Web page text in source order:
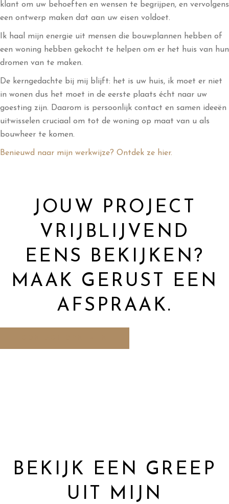
klant om uw behoeften en wensen te begrijpen, en vervolgens
een ontwerp maken dat aan uw eisen voldoet.
Ik haal mijn energie uit mensen die bouwplannen hebben of
een woning hebben gekocht te helpen om er het huis van hun
dromen van te maken.
De kerngedachte bij mij blijft: het is uw huis, ik moet er niet
in wonen dus het moet in de eerste plaats écht naar uw
goesting zijn. Daarom is persoonlijk contact en samen ideeën
uitwisselen cruciaal om tot de woning op maat van u als
bouwheer te komen.
Benieuwd naar mijn werkwijze? Ontdek ze hier.
JOUW PROJECT
VRIJBLIJVEND
EENS BEKIJKEN?
MAAK GERUST EEN
AFSPRAAK.
BEKIJK EEN GREEP
UIT MIJN